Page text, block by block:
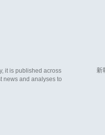
it is published across
news and analyses to
新